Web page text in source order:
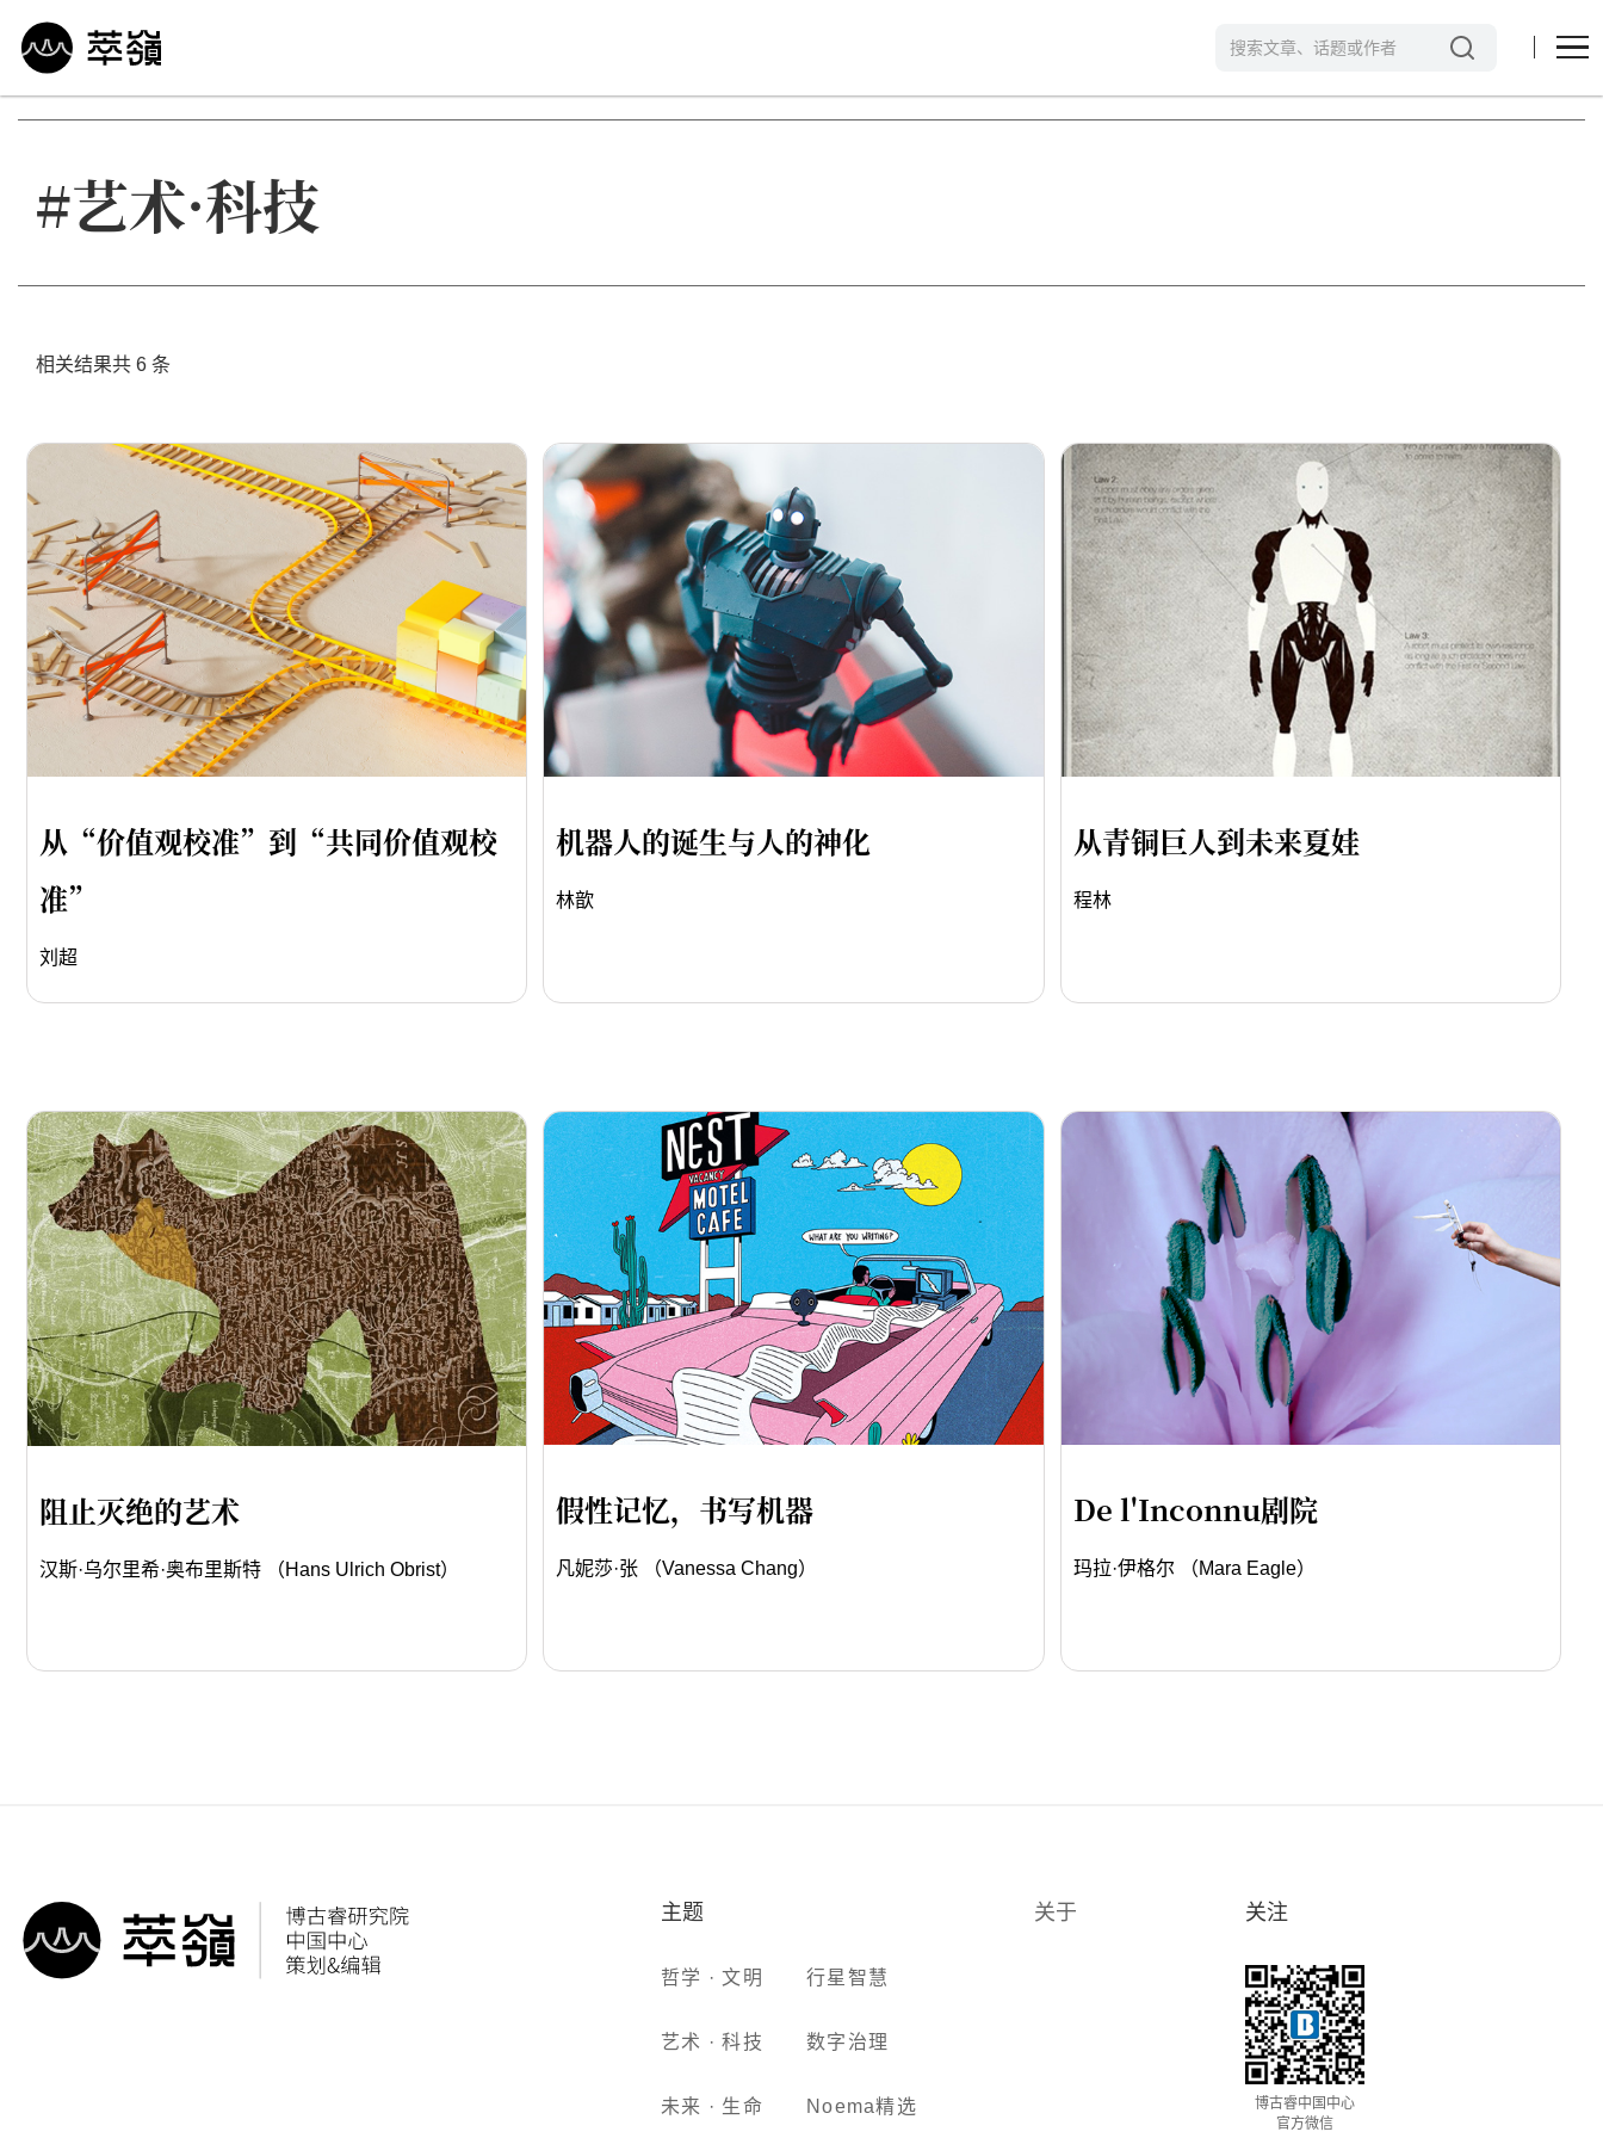
#艺术·科技
相关结果共 6 条
从“价值观校准”到“共同价值观校
准”
刘超
机器人的诞生与人的神化
林歆
从青铜巨人到未来夏娃
程林
阻止灭绝的艺术
汉斯·乌尔里希·奥布里斯特 （Hans Ulrich Obrist）
假性记忆，书写机器
凡妮莎·张 （Vanessa Chang）
De l'Inconnu剧院
玛拉·伊格尔 （Mara Eagle）
关注
博古睿中国中心
官方微信
关于
主题
哲学 · 文明 行星智慧
艺术 · 科技 数字治理
未来 · 生命 Noema精选